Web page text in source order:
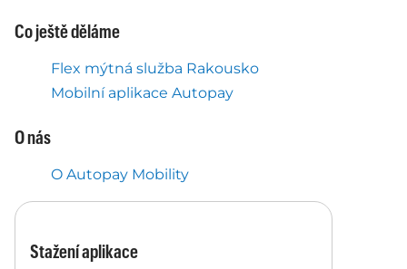
Co ještě děláme
Flex mýtná služba Rakousko
Mobilní aplikace Autopay
O nás
O Autopay Mobility
Stažení aplikace